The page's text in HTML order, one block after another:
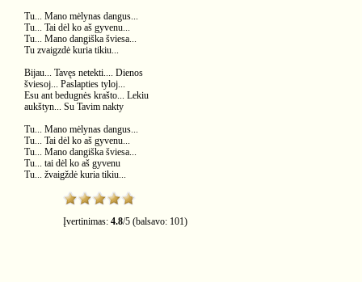
Tu... Mano mėlynas dangus...
Tu... Tai dėl ko aš gyvenu...
Tu... Mano dangiška šviesa...
Tu zvaigzdė kuria tikiu...
Bijau... Tavęs netekti.... Dienos
šviesoj... Paslapties tyloj...
Esu ant bedugnės krašto... Lekiu
aukštyn... Su Tavim nakty
Tu... Mano mėlynas dangus...
Tu... Tai dėl ko aš gyvenu...
Tu... Mano dangiška šviesa...
Tu... tai dėl ko aš gyvenu
Tu... žvaigždė kuria tikiu...
Įvertinimas: 4.8/5 (balsavo: 101)